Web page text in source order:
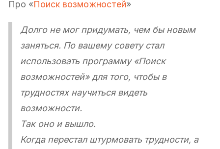
Про «Поиск возможностей»
Долго не мог придумать, чем бы новым
заняться. По вашему совету стал
использовать программу «Поиск
возможностей» для того, чтобы в
трудностях научиться видеть
возможности.
Так оно и вышло.
Когда перестал штурмовать трудности, а